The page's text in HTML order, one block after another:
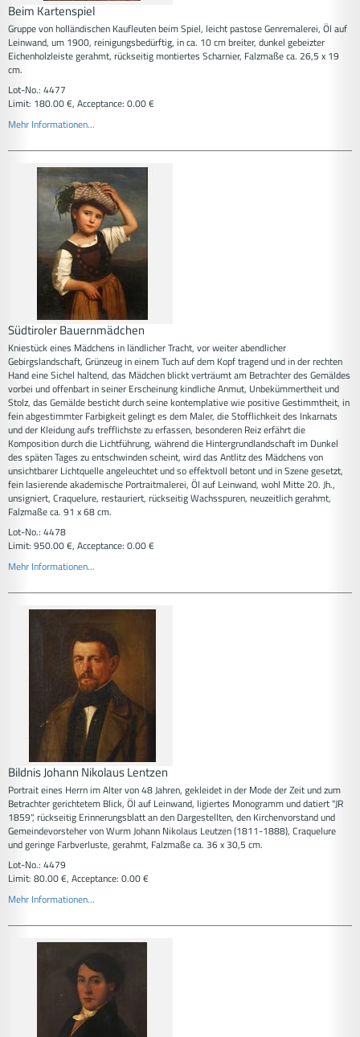
Beim Kartenspiel
Gruppe von holländischen Kaufleuten beim Spiel, leicht pastose Genremalerei, Öl auf
Leinwand, um 1900, reinigungsbedürftig, in ca. 10 cm breiter, dunkel gebeizter
Eichenholzleiste gerahmt, rückseitig montiertes Scharnier, Falzmaße ca. 26,5 x 19
cm.
Lot-No.: 4477
Limit: 180.00 €, Acceptance: 0.00 €
Mehr Informationen...
Südtiroler Bauernmädchen
Kniestück eines Mädchens in ländlicher Tracht, vor weiter abendlicher
Gebirgslandschaft, Grünzeug in einem Tuch auf dem Kopf tragend und in der rechten
Hand eine Sichel haltend, das Mädchen blickt verträumt am Betrachter des Gemäldes
vorbei und offenbart in seiner Erscheinung kindliche Anmut, Unbekümmertheit und
Stolz, das Gemälde besticht durch seine kontemplative wie positive Gestimmtheit, in
fein abgestimmter Farbigkeit gelingt es dem Maler, die Stofflichkeit des Inkarnats
und der Kleidung aufs trefflichste zu erfassen, besonderen Reiz erfährt die
Komposition durch die Lichtführung, während die Hintergrundlandschaft im Dunkel
des späten Tages zu entschwinden scheint, wird das Antlitz des Mädchens von
unsichtbarer Lichtquelle angeleuchtet und so effektvoll betont und in Szene gesetzt,
fein lasierende akademische Portraitmalerei, Öl auf Leinwand, wohl Mitte 20. Jh.,
unsigniert, Craquelure, restauriert, rückseitig Wachsspuren, neuzeitlich gerahmt,
Falzmaße ca. 91 x 68 cm.
Lot-No.: 4478
Limit: 950.00 €, Acceptance: 0.00 €
Mehr Informationen...
Bildnis Johann Nikolaus Lentzen
Portrait eines Herrn im Alter von 48 Jahren, gekleidet in der Mode der Zeit und zum
Betrachter gerichtetem Blick, Öl auf Leinwand, ligiertes Monogramm und datiert "JR
1859", rückseitig Erinnerungsblatt an den Dargestellten, den Kirchenvorstand und
Gemeindevorsteher von Wurm Johann Nikolaus Leutzen (1811-1888), Craquelure
und geringe Farbverluste, gerahmt, Falzmaße ca. 36 x 30,5 cm.
Lot-No.: 4479
Limit: 80.00 €, Acceptance: 0.00 €
Mehr Informationen...